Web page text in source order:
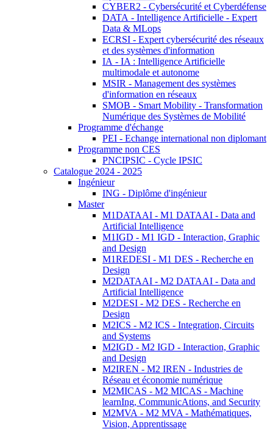
CYBER2 - Cybersécurité et Cyberdéfense
DATA - Intelligence Artificielle - Expert
Data & MLops
ECRSI - Expert cybersécurité des réseaux
et des systèmes d'information
IA - IA : Intelligence Artificielle
multimodale et autonome
MSIR - Management des systèmes
d'information en réseaux
SMOB - Smart Mobility - Transformation
Numérique des Systèmes de Mobilité
Programme d'échange
PEI - Echange international non diplomant
Programme non CES
PNCIPSIC - Cycle IPSIC
Catalogue 2024 - 2025
Ingénieur
ING - Diplôme d'ingénieur
Master
M1DATAAI - M1 DATAAI - Data and
Artificial Intelligence
M1IGD - M1 IGD - Interaction, Graphic
and Design
M1REDESI - M1 DES - Recherche en
Design
M2DATAAI - M2 DATAAI - Data and
Artificial Intelligence
M2DESI - M2 DES - Recherche en
Design
M2ICS - M2 ICS - Integration, Circuits
and Systems
M2IGD - M2 IGD - Interaction, Graphic
and Design
M2IREN - M2 IREN - Industries de
Réseau et économie numérique
M2MICAS - M2 MICAS - Machine
learnIng, CommunicAtions, and Security
M2MVA - M2 MVA - Mathématiques,
Vision, Apprentissage